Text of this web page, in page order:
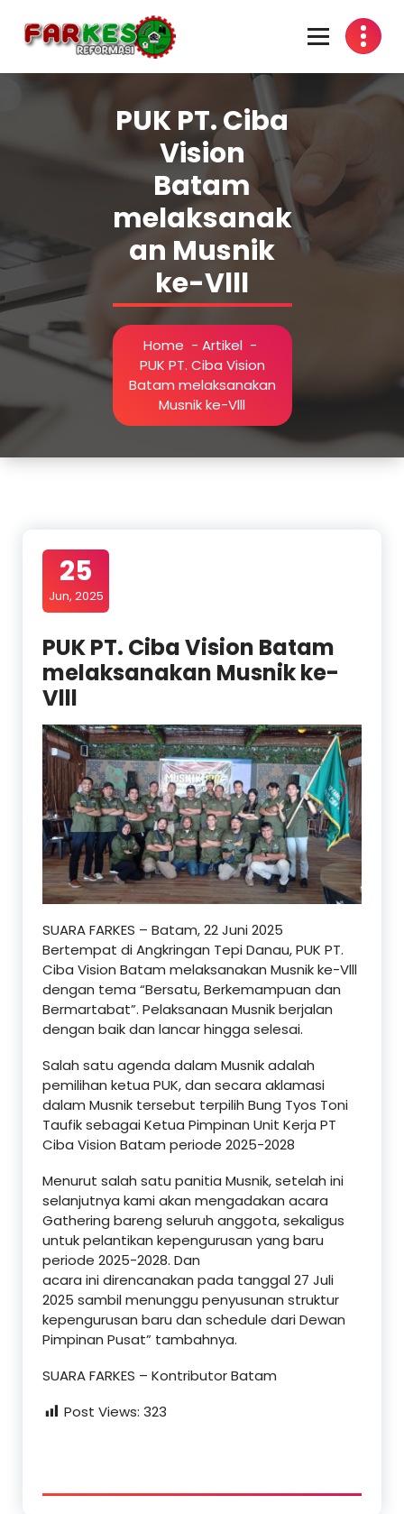
content
PUK PT. Ciba
Vision
Batam
melaksanak
an Musnik
ke-Vlll
Home - Artikel -
PUK PT. Ciba Vision
Batam melaksanakan
Musnik ke-Vlll
25
Jun, 2025
PUK PT. Ciba Vision Batam
melaksanakan Musnik ke-
Vlll
SUARA FARKES – Batam, 22 Juni 2025
Bertempat di Angkringan Tepi Danau, PUK PT.
Ciba Vision Batam melaksanakan Musnik ke-Vlll
dengan tema “Bersatu, Berkemampuan dan
Bermartabat”. Pelaksanaan Musnik berjalan
dengan baik dan lancar hingga selesai.
Salah satu agenda dalam Musnik adalah
pemilihan ketua PUK, dan secara aklamasi
dalam Musnik tersebut terpilih Bung Tyos Toni
Taufik sebagai Ketua Pimpinan Unit Kerja PT
Ciba Vision Batam periode 2025-2028
Menurut salah satu panitia Musnik, setelah ini
selanjutnya kami akan mengadakan acara
Gathering bareng seluruh anggota, sekaligus
untuk pelantikan kepengurusan yang baru
periode 2025-2028. Dan
acara ini direncanakan pada tanggal 27 Juli
2025 sambil menunggu penyusunan struktur
kepengurusan baru dan schedule dari Dewan
Pimpinan Pusat” tambahnya.
SUARA FARKES – Kontributor Batam
Post Views: 323